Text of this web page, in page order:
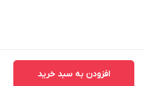
افزودن به سبد خرید